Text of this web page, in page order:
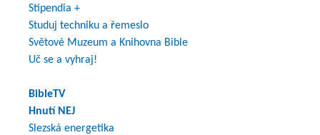
Stipendia +
Studuj techniku a řemeslo
Světové Muzeum a Knihovna Bible
Uč se a vyhraj!
BibleTV
Hnutí NEJ
Slezská energetika